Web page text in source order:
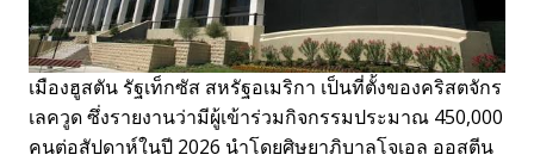
เมืองฮูสตัน รัฐเท็กซัส สหรัฐอเมริกา เป็นที่ตั้งของคริสตจักร
เลควูด ซึ่งรายงานว่ามีผู้เข้าร่วมกิจกรรมประมาณ 450,000
คนต่อสัปดาห์ในปี 2026 นำโดยศิษยาภิบาลโจเอล ออสตีน